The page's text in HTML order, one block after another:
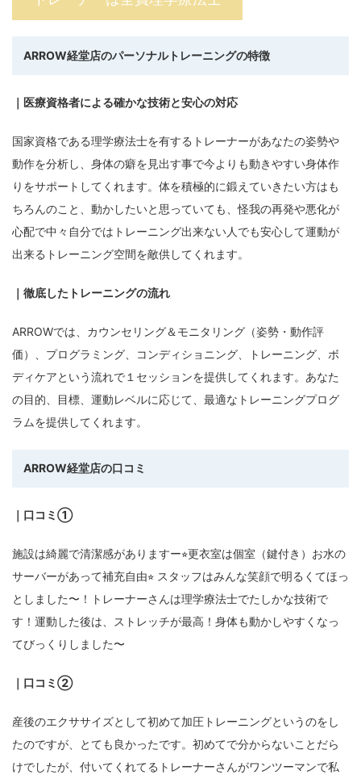
ARROW経堂店のパーソナルトレーニングの特徴
｜医療資格者による確かな技術と安心の対応
国家資格である理学療法士を有するトレーナーがあなたの姿勢や
動作を分析し、身体の癖を見出す事で今よりも動きやすい身体作
りをサポートしてくれます。体を積極的に鍛えていきたい方はも
ちろんのこと、動かしたいと思っていても、怪我の再発や悪化が
心配で中々自分ではトレーニング出来ない人でも安心して運動が
出来るトレーニング空間を敵供してくれます。
｜徹底したトレーニングの流れ
ARROWでは、カウンセリング＆モニタリング（姿勢・動作評
価）、プログラミング、コンディショニング、トレーニング、ボ
ディケアという流れで１セッションを提供してくれます。あなた
の目的、目標、運動レベルに応じて、最適なトレーニングプログ
ラムを提供してくれます。
ARROW経堂店の口コミ
｜口コミ①
施設は綺麗で清潔感がありますー⭐︎更衣室は個室（鍵付き）お水の
サーバーがあって補充自由⭐︎ スタッフはみんな笑顔で明るくてほっ
としました〜！トレーナーさんは理学療法士でたしかな技術で
す！運動した後は、ストレッチが最高！身体も動かしやすくなっ
てびっくりしました〜
｜口コミ②
産後のエクササイズとして初めて加圧トレーニングというのをし
たのですが、とても良かったです。初めてで分からないことだら
けでしたが、付いてくれてるトレーナーさんがワンツーマンで私